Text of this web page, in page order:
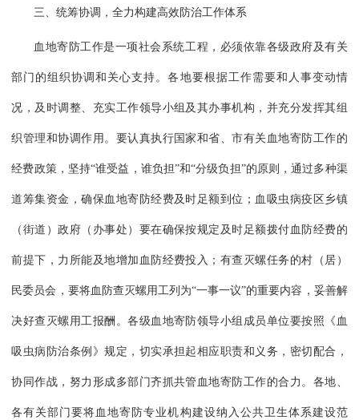
三、统筹协调，全力构建高效防治工作体系
血地寄防工作是一项社会系统工程，必须依靠各级政府及有关
部门的组织协调和关心支持。各地要根据工作需要和人事变动情
况，及时调整、充实工作领导小组及其办事机构，并充分发挥其组
织管理和协调作用。要认真执行国家和省、市有关血地寄防工作的
经费政策，坚持“谁受益，谁负担”和“分级负担”的原则，通过多种渠
道筹集资金，确保血地寄防经费及时足额到位；血吸虫病疫区乡镇
（街道）政府（办事处）要在确保按规定及时足额拨付血防经费的
前提下，力所能及地增加血防经费投入；有查灭螺任务的村（居）
民委员会，要将血防查灭螺用工列为“一事一议”的重要内容，妥善解
决好查灭螺用工报酬。各级血地寄防领导小组成员单位要按照《血
吸虫病防治条例》规定，切实承担起相应职责和义务，密切配合，
协同作战，努力形成多部门齐抓共管血地寄防工作的合力。各地、
各有关部门要将血地寄防专业机构建设纳入公共卫生体系建设范